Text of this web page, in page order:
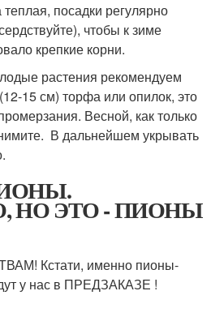
посадки регулярно
чтобы к зиме
крепкие корни.
растения рекомендуем
15 см) торфа или опилок, это
Весной, как только
В дальнейшем укрывать
НО ЭТО - ПИОНЫ
Кстати, именно пионы-
у нас в ПРЕДЗАКАЗЕ !